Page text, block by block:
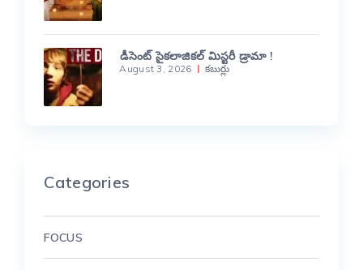
డీసెంట్ సైకలాజికల్ మిస్టరీ డ్రామా !
August 3, 2026 కబుర్లు
Categories
FOCUS